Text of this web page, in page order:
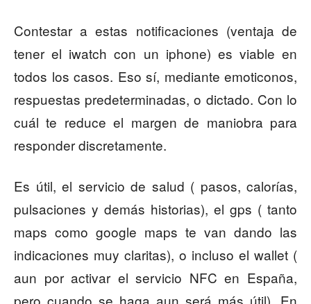
Contestar a estas notificaciones (ventaja de
tener el iwatch con un iphone) es viable en
todos los casos. Eso sí, mediante emoticonos,
respuestas predeterminadas, o dictado. Con lo
cuál te reduce el margen de maniobra para
responder discretamente.
Es útil, el servicio de salud ( pasos, calorías,
pulsaciones y demás historias), el gps ( tanto
maps como google maps te van dando las
indicaciones muy claritas), o incluso el wallet (
aun por activar el servicio NFC en España,